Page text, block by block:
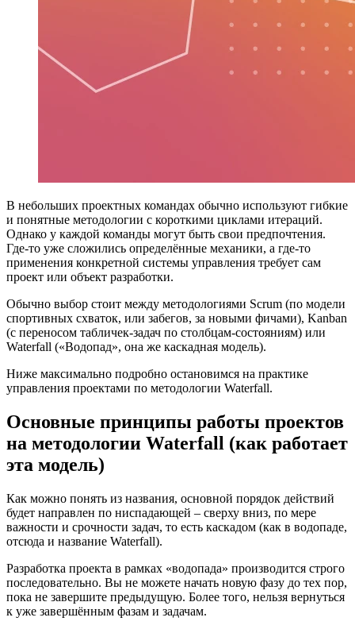
В небольших проектных командах обычно используют гибкие
и понятные методологии с короткими циклами итераций.
Однако у каждой команды могут быть свои предпочтения.
Где-то уже сложились определённые механики, а где-то
применения конкретной системы управления требует сам
проект или объект разработки.
Обычно выбор стоит между методологиями Scrum (по модели
спортивных схваток, или забегов, за новыми фичами), Kanban
(с переносом табличек-задач по столбцам-состояниям) или
Waterfall («Водопад», она же каскадная модель).
Ниже максимально подробно остановимся на практике
управления проектами по методологии Waterfall.
Основные принципы работы проектов
на методологии Waterfall (как работает
эта модель)
Как можно понять из названия, основной порядок действий
будет направлен по ниспадающей – сверху вниз, по мере
важности и срочности задач, то есть каскадом (как в водопаде,
отсюда и название Waterfall).
Разработка проекта в рамках «водопада» производится строго
последовательно. Вы не можете начать новую фазу до тех пор,
пока не завершите предыдущую. Более того, нельзя вернуться
к уже завершённым фазам и задачам.